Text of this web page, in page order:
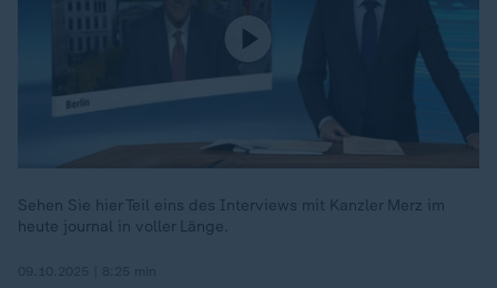
Sehen Sie hier Teil eins des Interviews mit Kanzler Merz im
heute journal in voller Länge.